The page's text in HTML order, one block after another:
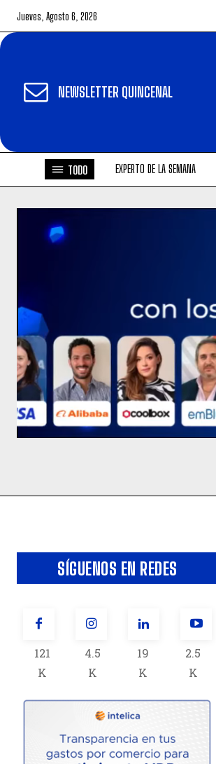
Jueves, Agosto 6, 2026
NEWSLETTER QUINCENAL
TODO EXPERTO DE LA SEMANA
SÍGUENOS EN REDES
121
K
4.5
K
19
K
2.5
K